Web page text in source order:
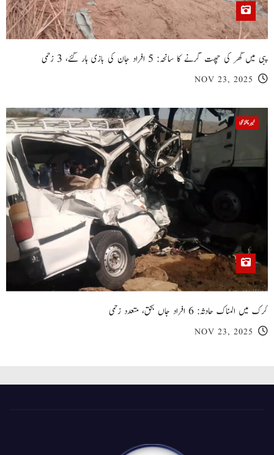
پبی میں گھر کی چھت گرنے کا سانحہ: 5 افراد جان کی بازی ہار گئے، 3 زخمی
NOV 23, 2025
خیبر پختونخوا
کرک میں المناک حادثہ: 6 افراد جاں بحق، متعدد زخمی
NOV 23, 2025